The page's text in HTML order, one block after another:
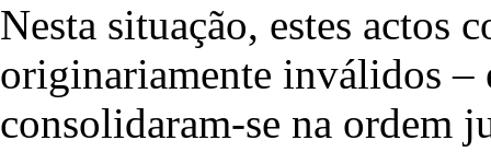
Nesta situação, estes actos
originariamente inválidos –
consolidaram-se na ordem